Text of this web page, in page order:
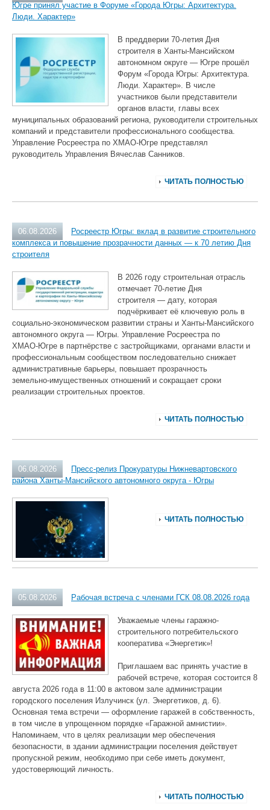
Югре принял участие в Форуме «Города Югры: Архитектура.
Люди. Характер»
В преддверии 70‑летия Дня
строителя в Ханты‑Мансийском
автономном округе — Югре прошёл
Форум «Города Югры: Архитектура.
Люди. Характер». В числе
участников были представители
органов власти, главы всех
муниципальных образований региона, руководители строительных
компаний и представители профессионального сообщества.
Управление Росреестра по ХМАО‑Югре представлял
руководитель Управления Вячеслав Санников.
ЧИТАТЬ ПОЛНОСТЬЮ
06.08.2026
Росреестр Югры: вклад в развитие строительного
комплекса и повышение прозрачности данных — к 70 летию Дня
строителя
В 2026 году строительная отрасль
отмечает 70‑летие Дня
строителя — дату, которая
подчёркивает её ключевую роль в
социально‑экономическом развитии страны и Ханты‑Мансийского
автономного округа — Югры. Управление Росреестра по
ХМАО‑Югре в партнёрстве с застройщиками, органами власти и
профессиональным сообществом последовательно снижает
административные барьеры, повышает прозрачность
земельно‑имущественных отношений и сокращает сроки
реализации строительных проектов.
ЧИТАТЬ ПОЛНОСТЬЮ
06.08.2026
Пресс-релиз Прокуратуры Нижневартовского
района Ханты-Мансийского автономного округа - Югры
ЧИТАТЬ ПОЛНОСТЬЮ
05.08.2026 Рабочая встреча с членами ГСК 08.08.2026 года
Уважаемые члены гаражно-
строительного потребительского
кооператива «Энергетик»!
Приглашаем вас принять участие в
рабочей встрече, которая состоится 8
августа 2026 года в 11:00 в актовом зале администрации
городского поселения Излучинск (ул. Энергетиков, д. 6).
Основная тема встречи — оформление гаражей в собственность,
в том числе в упрощенном порядке «Гаражной амнистии».
Напоминаем, что в целях реализации мер обеспечения
безопасности, в здании администрации поселения действует
пропускной режим, необходимо при себе иметь документ,
удостоверяющий личность.
ЧИТАТЬ ПОЛНОСТЬЮ